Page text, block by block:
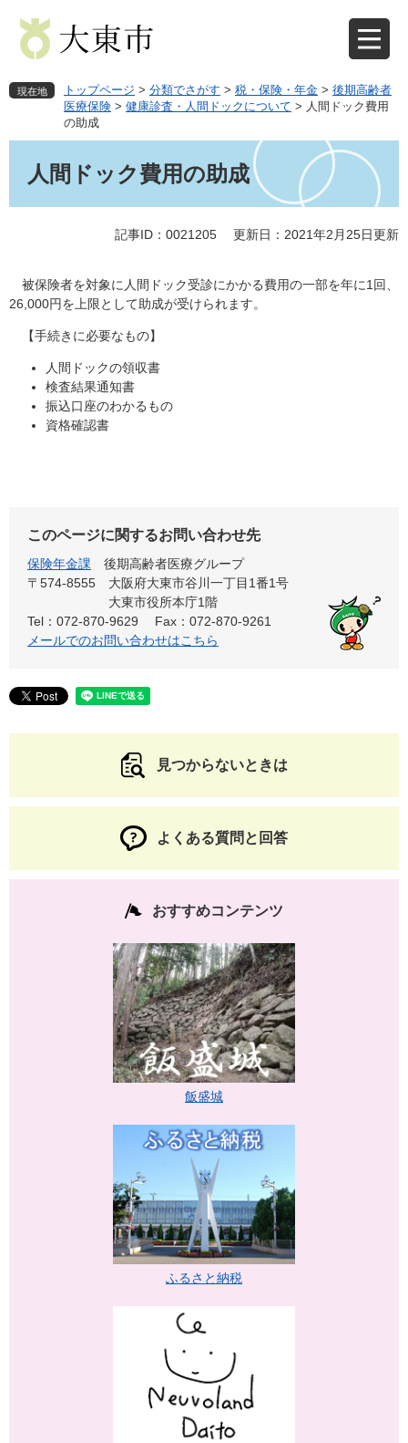
先
す
を
し
現在地 トップページ > 分類でさがす > 税・保険・年金 > 後期高齢者
医療保険 > 健康診査・人間ドックについて > 人間ドック費用
の助成
人間ドック費用の助成
記事ID：0021205 更新日：2021年2月25日更新
被保険者を対象に人間ドック受診にかかる費用の一部を年に1回、
26,000円を上限として助成が受けられます。
【手続きに必要なもの】
人間ドックの領収書
検査結果通知書
振込口座のわかるもの
資格確認書
このページに関するお問い合わせ先
保険年金課
後期高齢者医療グループ
〒574-8555
大阪府大東市谷川一丁目1番1号
大東市役所本庁1階
Tel：072-870-9629
Fax：072-870-9261
メールでのお問い合わせはこちら
見つからないときは
よくある質問と回答
おすすめコンテンツ
飯盛城
ふるさと納税